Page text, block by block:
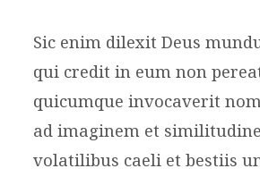
Sic enim dilexit Deus
qui credit in eum non
quicumque invocaverit
ad imaginem et
volatilibus caeli et bestiis